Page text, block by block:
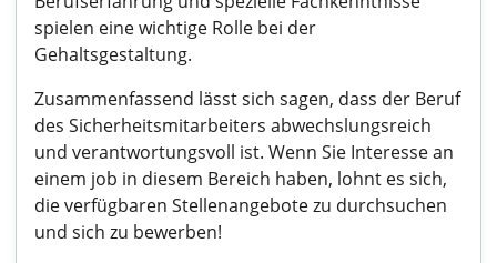
spielen eine wichtige Rolle bei der
Gehaltsgestaltung.
Zusammenfassend lässt sich sagen, dass der Beruf
des Sicherheitsmitarbeiters abwechslungsreich
und verantwortungsvoll ist. Wenn Sie Interesse an
einem job in diesem Bereich haben, lohnt es sich,
die verfügbaren Stellenangebote zu durchsuchen
und sich zu bewerben!